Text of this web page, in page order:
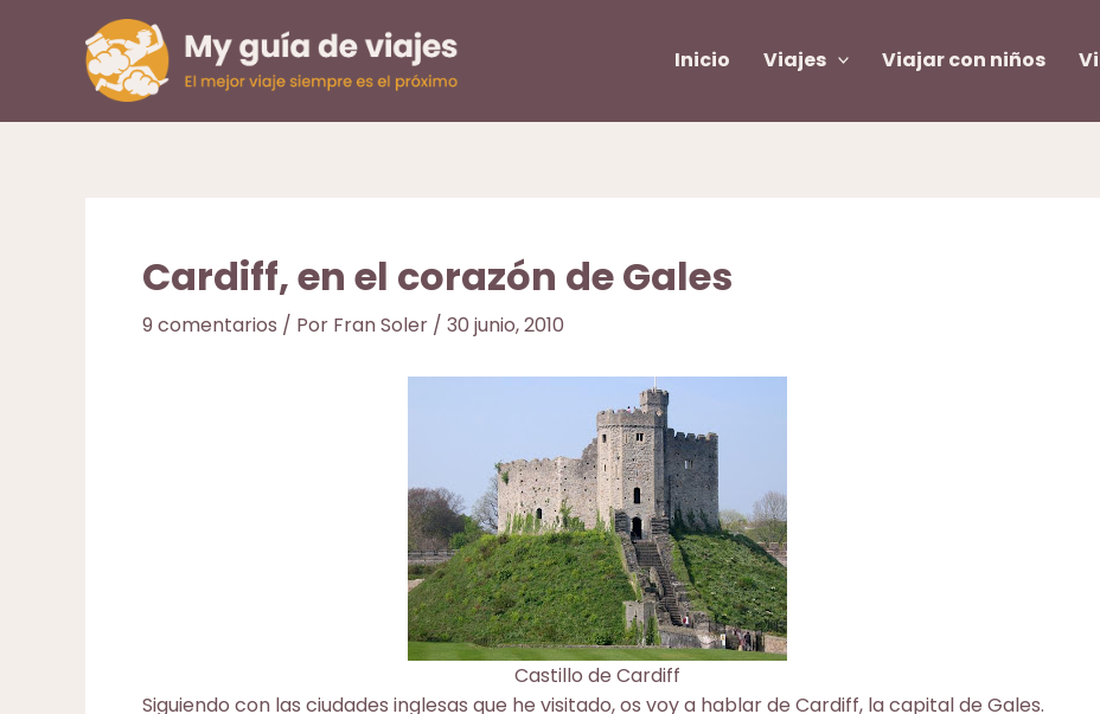
contenido
Inicio Viajes Viajar con niños
Cardiff, en el corazón de Gales
9 comentarios / Por Fran Soler / 30 junio, 2010
Castillo de Cardiff
Siguiendo con las ciudades inglesas que he visitado, os voy a hablar de Cardiff, la capital de Gales.